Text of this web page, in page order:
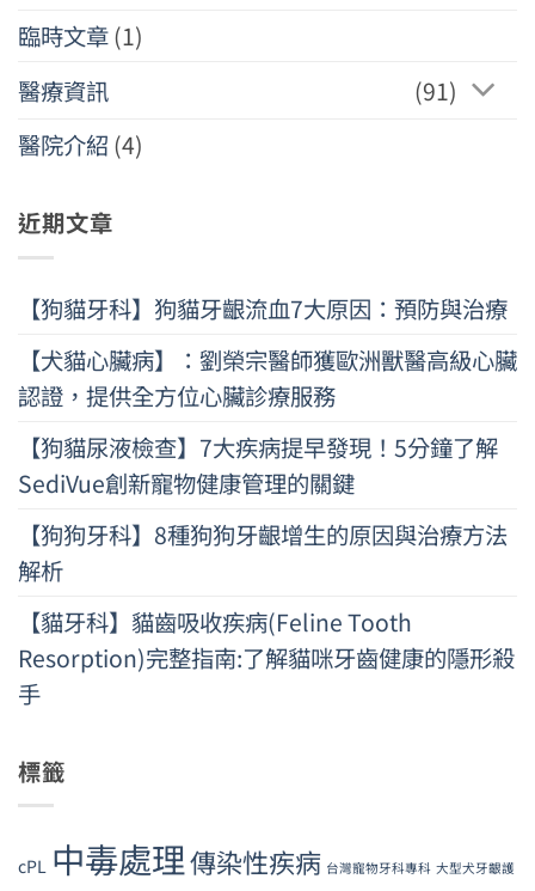
臨時文章(1)
醫療資訊
(91)
醫院介紹 (4)
近期文章
【狗貓牙科】狗貓牙齦流血7大原因：預防與治療
【犬貓心臟病】：劉榮宗醫師獲歐洲獸醫高級心臟
認證，提供全方位心臟診療服務
【狗貓尿液檢查】7大疾病提早發現！5分鐘了解
SediVue創新寵物健康管理的關鍵
【狗狗牙科】8種狗狗牙齦增生的原因與治療方法
解析
【貓牙科】貓齒吸收疾病(Feline Tooth
Resorption)完整指南:了解貓咪牙齒健康的隱形殺
手
標籤
cPL 中毒處理傳染性疾病 台灣寵物牙科專科 大型犬牙齦護